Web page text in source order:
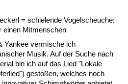
= schielende Vogelscheuche;
einen Mitmenschen
Yankee vermische ich
Musik. Auf der Suche nach
bin ich auf das Lied "Lokale
gestoßen, welches noch